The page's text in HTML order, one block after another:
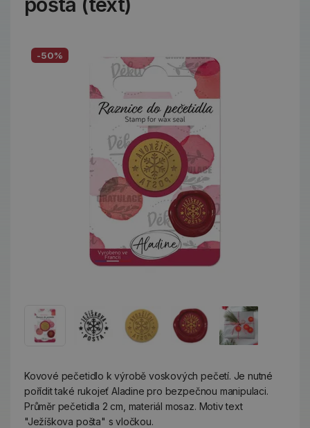
-50%
Kovové pečetidlo k výrobě voskových pečetí. Je nutné
pořídit také rukojeť Aladine pro bezpečnou manipulaci.
Průměr pečetidla 2 cm, materiál mosaz. Motiv text
"Ježíškova pošta" s vločkou.